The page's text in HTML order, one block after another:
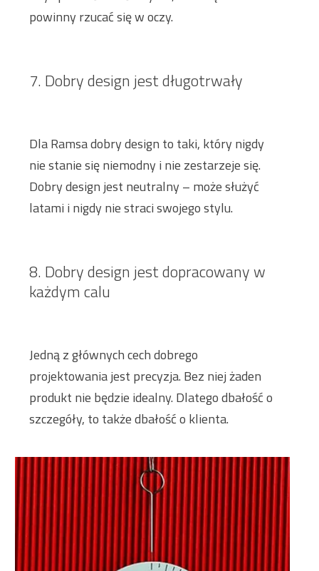
powinny rzucać się w oczy.
7. Dobry design jest długotrwały
Dla Ramsa dobry design to taki, który nigdy
nie stanie się niemodny i nie zestarzeje się.
Dobry design jest neutralny – może służyć
latami i nigdy nie straci swojego stylu.
8. Dobry design jest dopracowany w
każdym calu
Jedną z głównych cech dobrego
projektowania jest precyzja. Bez niej żaden
produkt nie będzie idealny. Dlatego dbałość o
szczegóły, to także dbałość o klienta.